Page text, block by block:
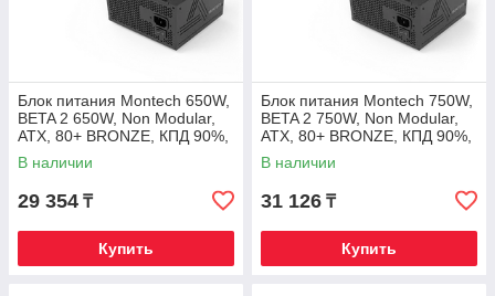
Блок питания Montech 650W,
BETA 2 650W, Non Modular,
ATX, 80+ BRONZE, КПД 90%,
Fan 120mm, Черный
В наличии
29 354 ₸
Купить
Блок питания Montech 750W,
BETA 2 750W, Non Modular,
ATX, 80+ BRONZE, КПД 90%,
Fan 120mm, Черный
В наличии
31 126 ₸
Купить